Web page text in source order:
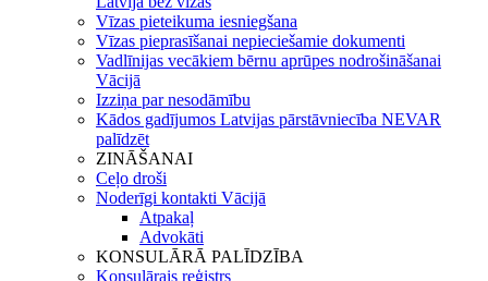
Vīzas pieteikuma iesniegšana
Vīzas pieprasīšanai nepieciešamie dokumenti
Vadlīnijas vecākiem bērnu aprūpes nodrošināšanai
Vācijā
Izziņa par nesodāmību
Kādos gadījumos Latvijas pārstāvniecība NEVAR
palīdzēt
ZINĀŠANAI
Ceļo droši
Noderīgi kontakti Vācijā
Atpakaļ
Advokāti
KONSULĀRĀ PALĪDZĪBA
Konsulārais reģistrs